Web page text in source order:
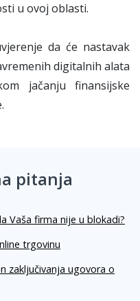
u ovoj oblasti.
da će nastavak
digitalnih alata
jačanju finansijske
pitanja
Vaša firma nije u blokadi?
trgovinu
zaključivanja ugovora o